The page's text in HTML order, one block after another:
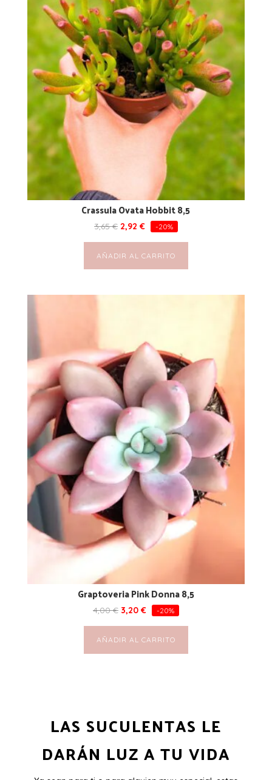
Crassula Ovata Hobbit 8,5
3,65€ 2,92 € -20%
AÑADIR AL CARRITO
Graptoveria Pink Donna 8,5
4,00€ 3,20 € -20%
AÑADIR AL CARRITO
LAS SUCULENTAS LE
DARÁN LUZ A TU VIDA